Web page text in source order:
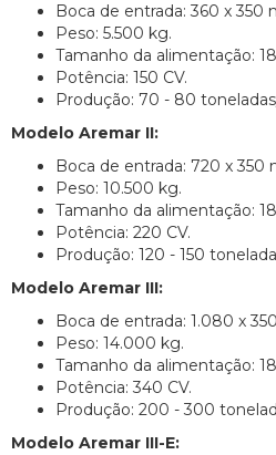
Boca de entrada: 360 x 350
Peso: 5.500 kg.
Tamanho da alimentação:
Potência: 150 CV.
Produção: 70 - 80
Modelo Aremar II:
Boca de entrada: 720 x 350
Peso: 10.500 kg.
Tamanho da alimentação:
Potência: 220 CV.
Produção: 120 - 150
Modelo Aremar III:
Boca de entrada: 1.080 x
Peso: 14.000 kg.
Tamanho da alimentação:
Potência: 340 CV.
Produção: 200 - 300
Modelo Aremar III-E: